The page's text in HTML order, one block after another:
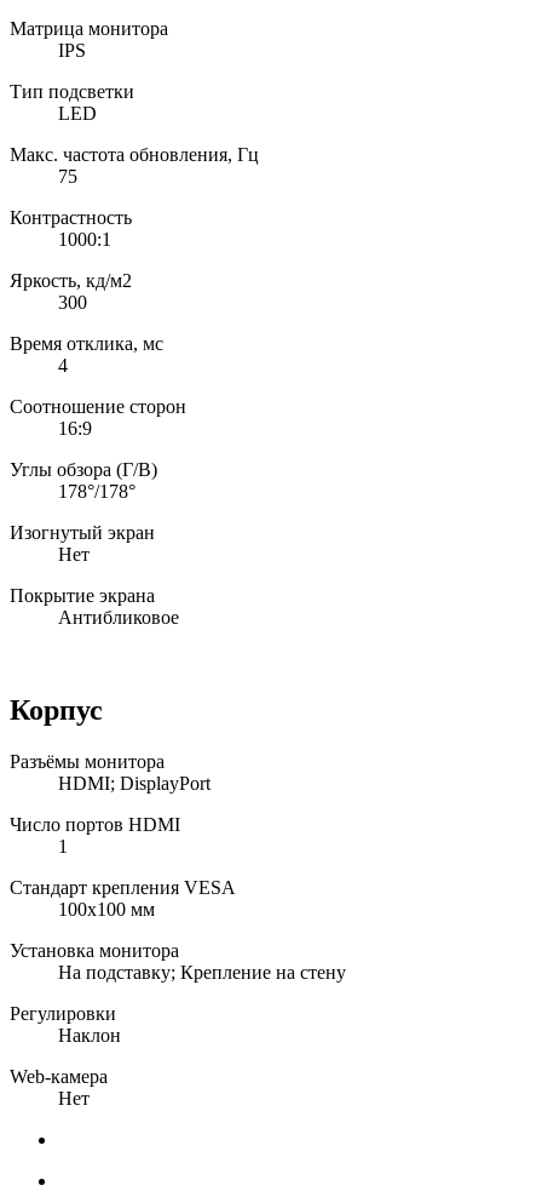
Матрица монитора
IPS
Тип подсветки
LED
Макс. частота обновления, Гц
75
Контрастность
1000:1
Яркость, кд/м2
300
Время отклика, мс
4
Соотношение сторон
16:9
Углы обзора (Г/В)
178°/178°
Изогнутый экран
Нет
Покрытие экрана
Антибликовое
Корпус
Разъёмы монитора
HDMI; DisplayPort
Число портов HDMI
1
Стандарт крепления VESA
100x100 мм
Установка монитора
На подставку; Крепление на стену
Регулировки
Наклон
Web-камера
Нет